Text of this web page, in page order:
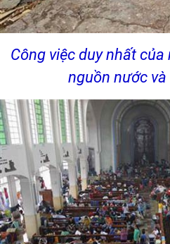
Công việc duy nhất
nguồn nước